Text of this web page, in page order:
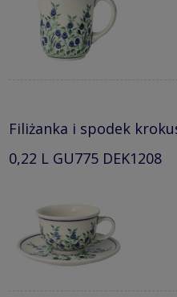
Filiżanka i spodek
0,22 L GU775 DEK1208